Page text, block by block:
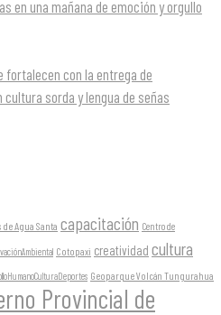
en una mañana de emoción y orgullo
con la entrega de
sorda y lengua de señas
de Agua Santa capacitación Centro de
Cotopaxi creatividad cultura
Geoparque Volcán Tungurahua
Provincial de